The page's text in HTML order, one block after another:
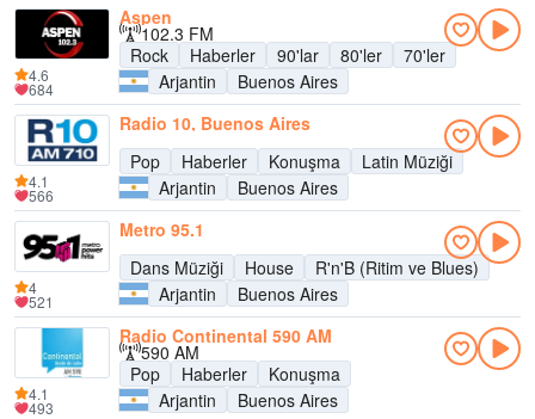
Aspen
102.3 FM
Rock
Haberler 90'lar 80'ler
70'ler
Arjantin
Buenos Aires
4.6
684
Radio 10, Buenos Aires
Pop
Haberler Konuşma
Latin Müziği
Arjantin
Buenos Aires
4.1
566
Metro 95.1
Dans Müziği
House
R'n'B (Ritim ve Blues)
Arjantin
Buenos Aires
4
521
Radio Continental 590 AM
590 AM
Pop
Haberler
Konuşma
Arjantin
Buenos Aires
4.1
493